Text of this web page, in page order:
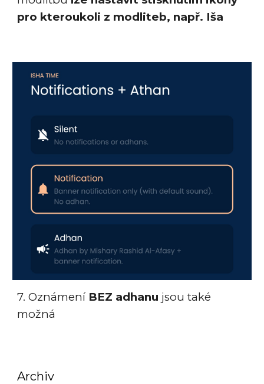
pro kteroukoli z modliteb, např. Iša
7.Oznámení BEZ adhanu jsou také
možná
Archiv